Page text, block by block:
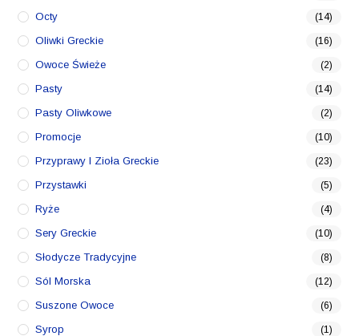
Octy (14)
Oliwki Greckie (16)
Owoce Świeże (2)
Pasty (14)
Pasty Oliwkowe (2)
Promocje (10)
Przyprawy I Zioła Greckie (23)
Przystawki (5)
Ryże (4)
Sery Greckie (10)
Słodycze Tradycyjne (8)
Sól Morska (12)
Suszone Owoce (6)
Syrop (1)